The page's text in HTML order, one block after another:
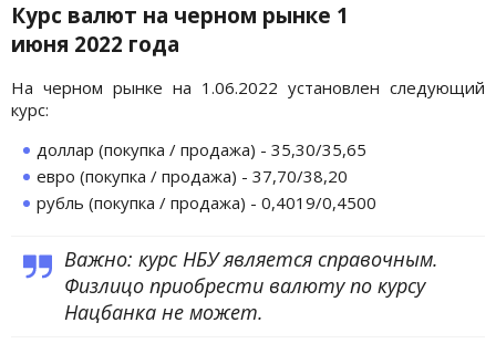
Курс валют на черном рынке 1
июня 2022 года
На черном рынке на 1.06.2022 установлен следующий
курс:
доллар (покупка / продажа) - 35,30/35,65
евро (покупка / продажа) - 37,70/38,20
рубль (покупка / продажа) - 0,4019/0,4500
Важно: курс НБУ является справочным.
Физлицо приобрести валюту по курсу
Нацбанка не может.